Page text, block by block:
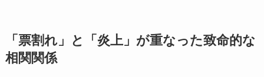
「票割れ」と「炎上」が重なった致命的な
相関関係